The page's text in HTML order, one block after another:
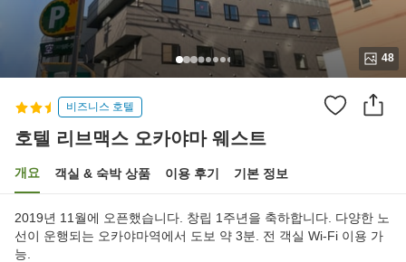
48
비즈니스 호텔
호텔 리브맥스 오카야마 웨스트
개요 객실 & 숙박 상품 이용 후기 기본 정보
2019년 11월에 오픈했습니다. 창립 1주년을 축하합니다. 다양한 노
선이 운행되는 오카야마역에서 도보 약 3분. 전 객실 Wi-Fi 이용 가
능.